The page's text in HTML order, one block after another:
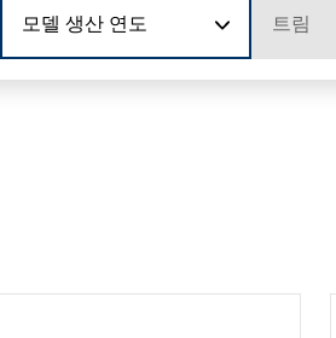
모델 생산 연도 트림